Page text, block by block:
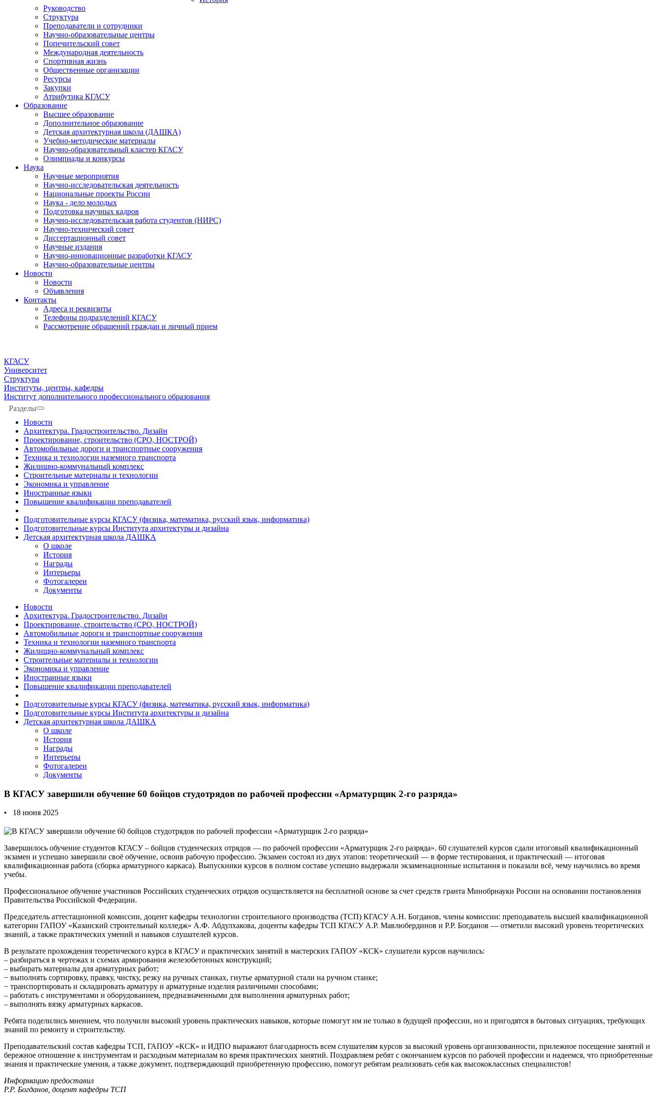
Руководство
Структура
Преподаватели и сотрудники
Научно-образовательные центры
Попечительский совет
Международная деятельность
Спортивная жизнь
Общественные организации
Ресурсы
Закупки
Атрибутика КГАСУ
Образование
Высшее образование
Дополнительное образование
Детская архитектурная школа (ДАШКА)
Учебно-методические материалы
Научно-образовательный кластер КГАСУ
Олимпиады и конкурсы
Наука
Научные мероприятия
Научно-исследовательская деятельность
Национальные проекты России
Наука - дело молодых
Подготовка научных кадров
Научно-исследовательская работа студентов (НИРС)
Научно-технический совет
Диссертационный совет
Научные издания
Научно-инновационные разработки КГАСУ
Научно-образовательные центры
Новости
Новости
Объявления
Контакты
Адреса и реквизиты
Телефоны подразделений КГАСУ
Рассмотрение обращений граждан и личный прием
КГАСУ
Университет
Структура
Институты, центры, кафедры
Институт дополнительного профессионального образования
Разделы
Новости
Архитектура. Градостроительство. Дизайн
Проектирование, строительство (СРО, НОСТРОЙ)
Автомобильные дороги и транспортные сооружения
Техника и технологии наземного транспорта
Жилищно-коммунальный комплекс
Строительные материалы и технологии
Экономика и управление
Иностранные языки
Повышение квалификации преподавателей
Подготовительные курсы КГАСУ (физика, математика, русский язык, информатика)
Подготовительные курсы Института архитектуры и дизайна
Детская архитектурная школа ДАШКА
О школе
История
Награды
Интерьеры
Фотогалереи
Документы
Новости
Архитектура. Градостроительство. Дизайн
Проектирование, строительство (СРО, НОСТРОЙ)
Автомобильные дороги и транспортные сооружения
Техника и технологии наземного транспорта
Жилищно-коммунальный комплекс
Строительные материалы и технологии
Экономика и управление
Иностранные языки
Повышение квалификации преподавателей
Подготовительные курсы КГАСУ (физика, математика, русский язык, информатика)
Подготовительные курсы Института архитектуры и дизайна
Детская архитектурная школа ДАШКА
О школе
История
Награды
Интерьеры
Фотогалереи
Документы
В КГАСУ завершили обучение 60 бойцов студотрядов по рабочей профессии «Арматурщик 2-го разряда»
• 18 июня 2025
Завершилось обучение студентов КГАСУ – бойцов студенческих отрядов — по рабочей профессии «Арматурщик 2-го разряда». 60 слушателей курсов сдали итоговый квалификационный
экзамен и успешно завершили своё обучение, освоив рабочую профессию. Экзамен состоял из двух этапов: теоретический — в форме тестирования, и практический — итоговая
квалификационная работа (сборка арматурного каркаса). Выпускники курсов в полном составе успешно выдержали экзаменационные испытания и показали всё, чему научились во время
учебы.
Профессиональное обучение участников Российских студенческих отрядов осуществляется на бесплатной основе за счет средств гранта Минобрнауки России на основании постановления
Правительства Российской Федерации.
Председатель аттестационной комиссии, доцент кафедры технологии строительного производства (ТСП) КГАСУ А.Н. Богданов, члены комиссии: преподаватель высшей квалификационной
категории ГАПОУ «Казанский строительный колледж» А.Ф. Абдулхакова, доценты кафедры ТСП КГАСУ А.Р. Мавлюбердинов и Р.Р. Богданов — отметили высокий уровень теоретических
знаний, а также практических умений и навыков слушателей курсов.
В результате прохождения теоретического курса в КГАСУ и практических занятий в мастерских ГАПОУ «КСК» слушатели курсов научились:
– разбираться в чертежах и схемах армирования железобетонных конструкций;
– выбирать материалы для арматурных работ;
− выполнять сортировку, правку, чистку, резку на ручных станках, гнутье арматурной стали на ручном станке;
− транспортировать и складировать арматуру и арматурные изделия различными способами;
– работать с инструментами и оборудованием, предназначенными для выполнения арматурных работ;
– выполнять вязку арматурных каркасов.
Ребята поделились мнением, что получили высокий уровень практических навыков, которые помогут им не только в будущей профессии, но и пригодятся в бытовых ситуациях, требующих
знаний по ремонту и строительству.
Преподавательский состав кафедры ТСП, ГАПОУ «КСК» и ИДПО выражают благодарность всем слушателям курсов за высокий уровень организованности, прилежное посещение занятий и
бережное отношение к инструментам и расходным материалам во время практических занятий. Поздравляем ребят с окончанием курсов по рабочей профессии и надеемся, что приобретенные
знания и практические умения, а также документ, подтверждающий приобретенную профессию, помогут ребятам реализовать себя как высококлассных специалистов!
Информацию предоставил
Р.Р. Богданов, доцент кафедры ТСП